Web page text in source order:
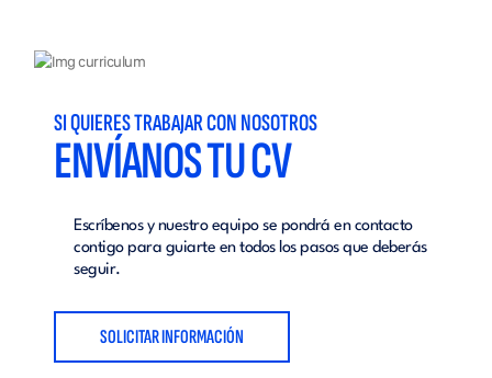
SI QUIERES TRABAJAR CON NOSOTROS
ENVÍANOS TU CV
Escríbenos y nuestro equipo se pondrá en contacto
contigo para guiarte en todos los pasos que deberás
seguir.
SOLICITAR INFORMACIÓN